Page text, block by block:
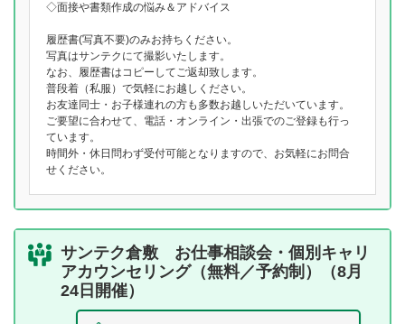
◇面接や書類作成の悩み＆アドバイス
履歴書(写真不要)のみお持ちください。
写真はサンテクにて撮影いたします。
なお、履歴書はコピーしてご返却致します。
普段着（私服）で気軽にお越しください。
お友達同士・お子様連れの方も多数お越しいただいています。
ご要望に合わせて、電話・オンライン・出張でのご登録も行っ
ています。
時間外・休日問わず受付可能となりますので、お気軽にお問合
せください。
サンテク倉敷 お仕事相談会・個別キャリ
アカウンセリング（無料／予約制）（8月
24日開催）